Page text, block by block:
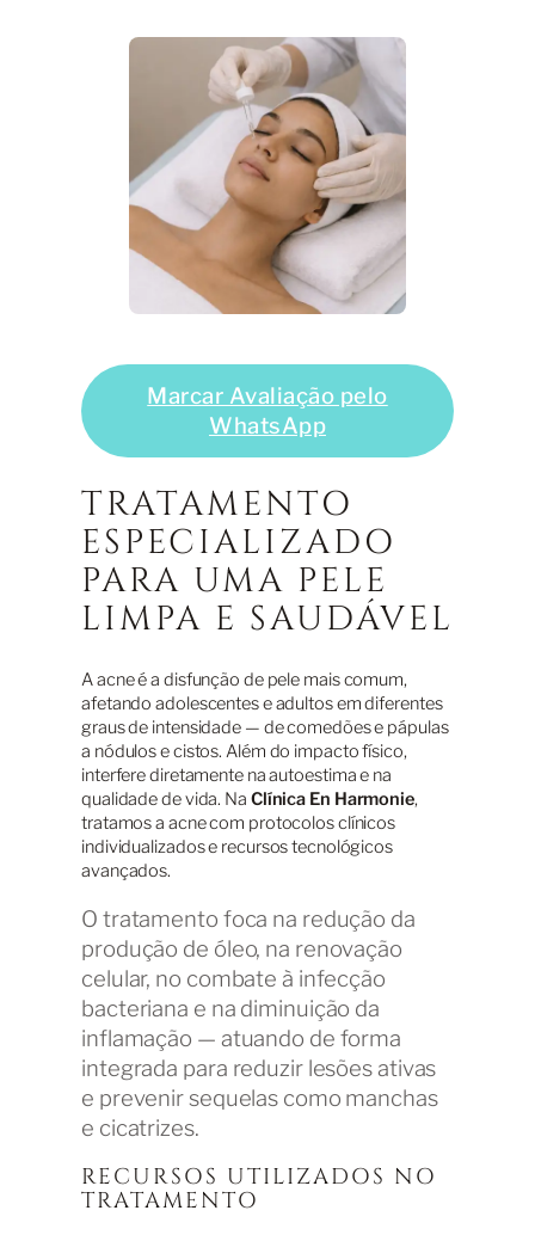
Marcar Avaliação pelo
WhatsApp
TRATAMENTO
ESPECIALIZADO
PARA UMA PELE
LIMPA E SAUDÁVEL
A acne é a disfunção de pele mais comum,
afetando adolescentes e adultos em diferentes
graus de intensidade — de comedões e pápulas
a nódulos e cistos. Além do impacto físico,
interfere diretamente na autoestima e na
qualidade de vida. Na Clínica En Harmonie,
tratamos a acne com protocolos clínicos
individualizados e recursos tecnológicos
avançados.
O tratamento foca na redução da
produção de óleo, na renovação
celular, no combate à infecção
bacteriana e na diminuição da
inflamação — atuando de forma
integrada para reduzir lesões ativas
e prevenir sequelas como manchas
e cicatrizes.
RECURSOS UTILIZADOS NO
TRATAMENTO